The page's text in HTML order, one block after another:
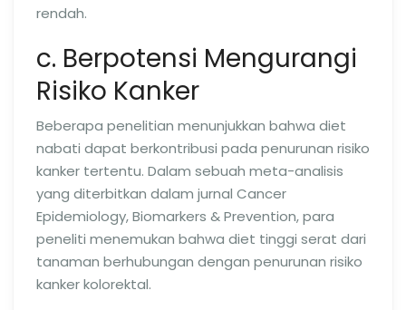
rendah.
c. Berpotensi Mengurangi
Risiko Kanker
Beberapa penelitian menunjukkan bahwa diet
nabati dapat berkontribusi pada penurunan risiko
kanker tertentu. Dalam sebuah meta-analisis
yang diterbitkan dalam jurnal Cancer
Epidemiology, Biomarkers & Prevention, para
peneliti menemukan bahwa diet tinggi serat dari
tanaman berhubungan dengan penurunan risiko
kanker kolorektal.